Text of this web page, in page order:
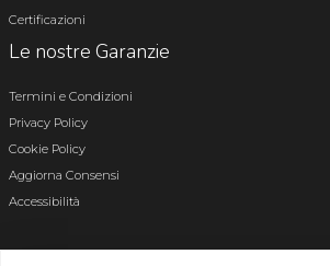
Certificazioni
Le nostre Garanzie
Termini e Condizioni
Privacy Policy
Cookie Policy
Aggiorna Consensi
Accessibilità